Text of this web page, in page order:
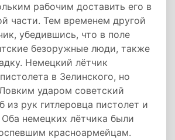
рабочим доставить его в
части. Тем временем другой
убедившись, что в поле
безоружные люди, также
Немецкий лётчик
в Зелинского, но
ударом советский
из рук гитлеровца пистолет и
немецких лётчика были
красноармейцам.